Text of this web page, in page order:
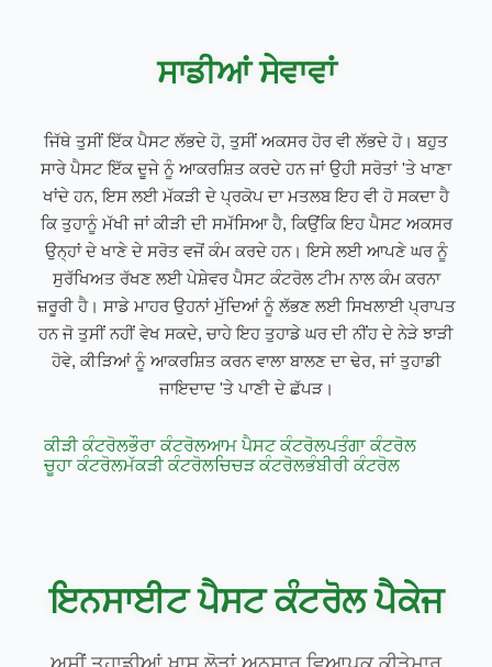
ਸਾਡੀਆਂ ਸੇਵਾਵਾਂ
ਜਿੱਥੇ ਤੁਸੀਂ ਇੱਕ ਪੈਸਟ ਲੱਭਦੇ ਹੋ, ਤੁਸੀਂ ਅਕਸਰ ਹੋਰ ਵੀ ਲੱਭਦੇ ਹੋ। ਬਹੁਤ
ਸਾਰੇ ਪੈਸਟ ਇੱਕ ਦੂਜੇ ਨੂੰ ਆਕਰਸ਼ਿਤ ਕਰਦੇ ਹਨ ਜਾਂ ਉਹੀ ਸਰੋਤਾਂ 'ਤੇ ਖਾਣਾ
ਖਾਂਦੇ ਹਨ, ਇਸ ਲਈ ਮੱਕੜੀ ਦੇ ਪ੍ਰਕੋਪ ਦਾ ਮਤਲਬ ਇਹ ਵੀ ਹੋ ਸਕਦਾ ਹੈ
ਕਿ ਤੁਹਾਨੂੰ ਮੱਖੀ ਜਾਂ ਕੀੜੀ ਦੀ ਸਮੱਸਿਆ ਹੈ, ਕਿਉਂਕਿ ਇਹ ਪੈਸਟ ਅਕਸਰ
ਉਨ੍ਹਾਂ ਦੇ ਖਾਣੇ ਦੇ ਸਰੋਤ ਵਜੋਂ ਕੰਮ ਕਰਦੇ ਹਨ। ਇਸੇ ਲਈ ਆਪਣੇ ਘਰ ਨੂੰ
ਸੁਰੱਖਿਅਤ ਰੱਖਣ ਲਈ ਪੇਸ਼ੇਵਰ ਪੈਸਟ ਕੰਟਰੋਲ ਟੀਮ ਨਾਲ ਕੰਮ ਕਰਨਾ
ਜ਼ਰੂਰੀ ਹੈ। ਸਾਡੇ ਮਾਹਰ ਉਹਨਾਂ ਮੁੱਦਿਆਂ ਨੂੰ ਲੱਭਣ ਲਈ ਸਿਖਲਾਈ ਪ੍ਰਾਪਤ
ਹਨ ਜੋ ਤੁਸੀਂ ਨਹੀਂ ਵੇਖ ਸਕਦੇ, ਚਾਹੇ ਇਹ ਤੁਹਾਡੇ ਘਰ ਦੀ ਨੀਂਹ ਦੇ ਨੇੜੇ ਝਾੜੀ
ਹੋਵੇ, ਕੀੜਿਆਂ ਨੂੰ ਆਕਰਸ਼ਿਤ ਕਰਨ ਵਾਲਾ ਬਾਲਣ ਦਾ ਢੇਰ, ਜਾਂ ਤੁਹਾਡੀ
ਜਾਇਦਾਦ 'ਤੇ ਪਾਣੀ ਦੇ ਛੱਪੜ।
ਕੀੜੀ ਕੰਟਰੋਲਭੌਰਾ ਕੰਟਰੋਲਆਮ ਪੈਸਟ ਕੰਟਰੋਲਪਤੰਗਾ ਕੰਟਰੋਲ
ਚੂਹਾ ਕੰਟਰੋਲਮੱਕੜੀ ਕੰਟਰੋਲਚਿਚੜ ਕੰਟਰੋਲਭੰਬੀਰੀ ਕੰਟਰੋਲ
ਇਨਸਾਈਟ ਪੈਸਟ ਕੰਟਰੋਲ ਪੈਕੇਜ